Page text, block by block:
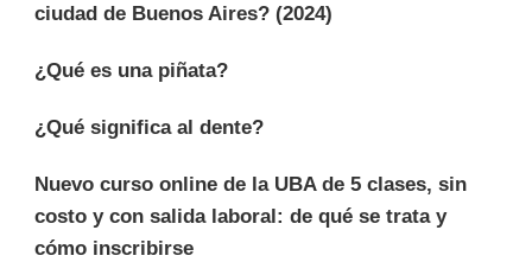
ciudad de Buenos Aires? (2024)
¿Qué es una piñata?
¿Qué significa al dente?
Nuevo curso online de la UBA de 5 clases, sin
costo y con salida laboral: de qué se trata y
cómo inscribirse